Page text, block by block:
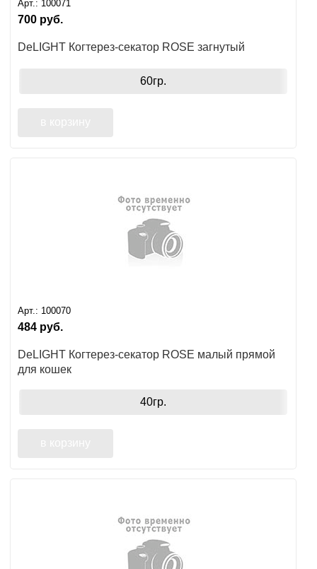
Арт.: 100071
700 руб.
DeLIGHT Когтерез-секатор ROSE загнутый
60гр.
Арт.: 100070
484 руб.
DeLIGHT Когтерез-секатор ROSE малый прямой
для кошек
40гр.